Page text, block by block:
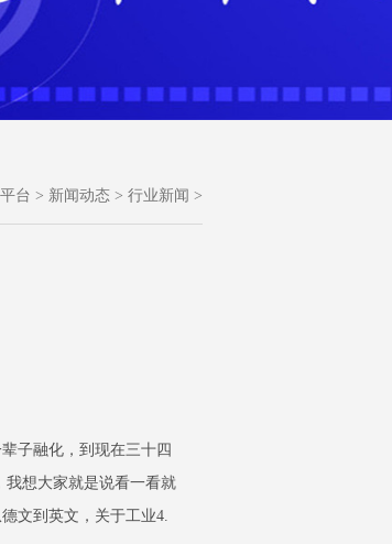
台 > 新闻动态 > 行业新闻 >
子融化，到现在三十四
我想大家就是说看一看就
文到英文，关于工业4.